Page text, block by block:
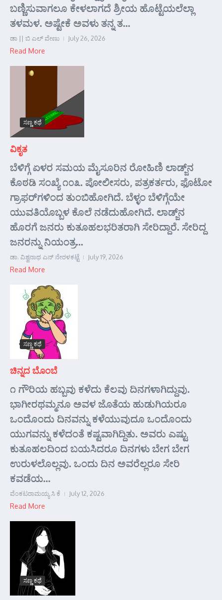
ಬಣ್ಣಿಸುವಾಗಲೂ ಕೇಳಲಾಗದೆ ಶ್ರೀಯ ಹೊಟ್ಟೆಯಲೆಲ್ಲಾ
ತಳಮಳ. ಅಷ್ಟೇಕೆ ಅವಳು ತನ್ನ ತ...
ಡಾ || ಬಿ ಎಲ್ ವೇಣು July 26, 2026
Read More
ಸಣ್ಣ ಕಥೆ
ವಿಕೃತ
ಬೆಳಿಗ್ಗೆ ಏಳರ ಸಮಯ ಮೈಸೂರಿನ ರೋಹಿಣಿ ಲಾಡ್ಜ್‌ನ
ಕೊಠಡಿ ಸಂಖ್ಯೆ ೧೦೩. ಪೋಲೀಸರು, ಪತ್ರಕರ್ತರು, ಫೊಟೋ
ಗ್ರಾಫರ್‌ಗಳಿಂದ ತುಂಬಿಹೋಗಿದೆ. ಬೆಳ್ಳಂ ಬೆಳಿಗ್ಗೆಯೇ
ಯುವತಿಯೊಬ್ಬಳ ಕೊಲೆ ನಡೆದುಹೋಗಿದೆ. ಲಾಡ್ಜ್‌ನ
ಹೊರಗೆ ಜನರು ಕುತೂಹಲಭರಿತರಾಗಿ ಸೇರಿದ್ದಾರೆ. ಸೇರಿದ್ದ
ಜನರನ್ನು ನಿಯಂತ್ರ...
ಡಾ. ವಿಶ್ವನಾಥ ಎನ್ ನೇರಳಕಟ್ಟೆ July 19, 2026
Read More
ಸಣ್ಣ ಕಥೆ
ಚಿನ್ನದ ಬೊಂಬೆ
೧ ಗೌರಿಯ ಹಬ್ಬವು ಕಳೆದು ಕೆಲವು ದಿನಗಳಾಗಿದ್ದುವು.
ಭಾಗೀರಥಮ್ಮನೂ ಅವಳ ಜೊತೆಯ ಹುಡುಗಿಯರೂ
ಒಂದೊಂದು ದಿನವನ್ನು ಕಳೆಯುವುದೂ ಒಂದೊಂದು
ಯುಗವನ್ನು ಕಳೆದಂತೆ ಕಷ್ಟವಾಗಿದ್ದಿತು. ಅವರು ಎಷ್ಟು
ಕುತೂಹಲದಿಂದ ಬಯಸಿದರೂ ದಿನಗಳು ಬೇಗ ಬೇಗ
ಉರುಳಲೊಲ್ಲವು. ಒಂದು ದಿನ ಅವರೆಲ್ಲರೂ ಸೇರಿ
ಕವಡೆಯ...
ವೆಂಕಟರಾಮಯ್ಯ ಸಿ ಕೆ July 12, 2026
Read More
ಸಣ್ಣ ಕಥೆ